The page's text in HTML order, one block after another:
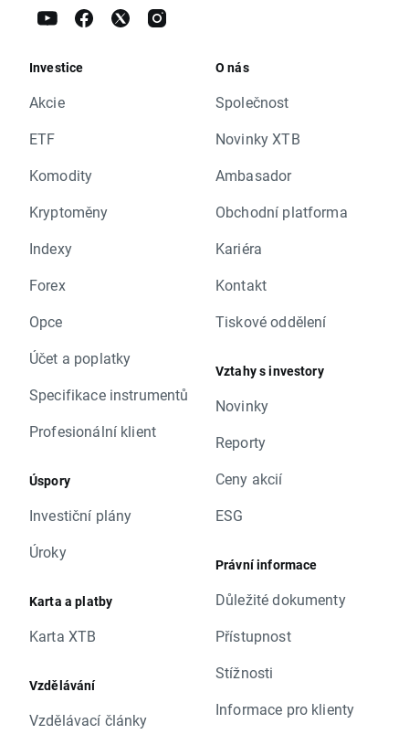
Investice
Akcie
ETF
Komodity
Kryptoměny
Indexy
Forex
Opce
Účet a poplatky
Specifikace instrumentů
Profesionální klient
Úspory
Investiční plány
Úroky
Karta a platby
Karta XTB
Vzdělávání
Vzdělávací články
O nás
Společnost
Novinky XTB
Ambasador
Obchodní platforma
Kariéra
Kontakt
Tiskové oddělení
Vztahy s investory
Novinky
Reporty
Ceny akcií
ESG
Právní informace
Důležité dokumenty
Přístupnost
Stížnosti
Informace pro klienty